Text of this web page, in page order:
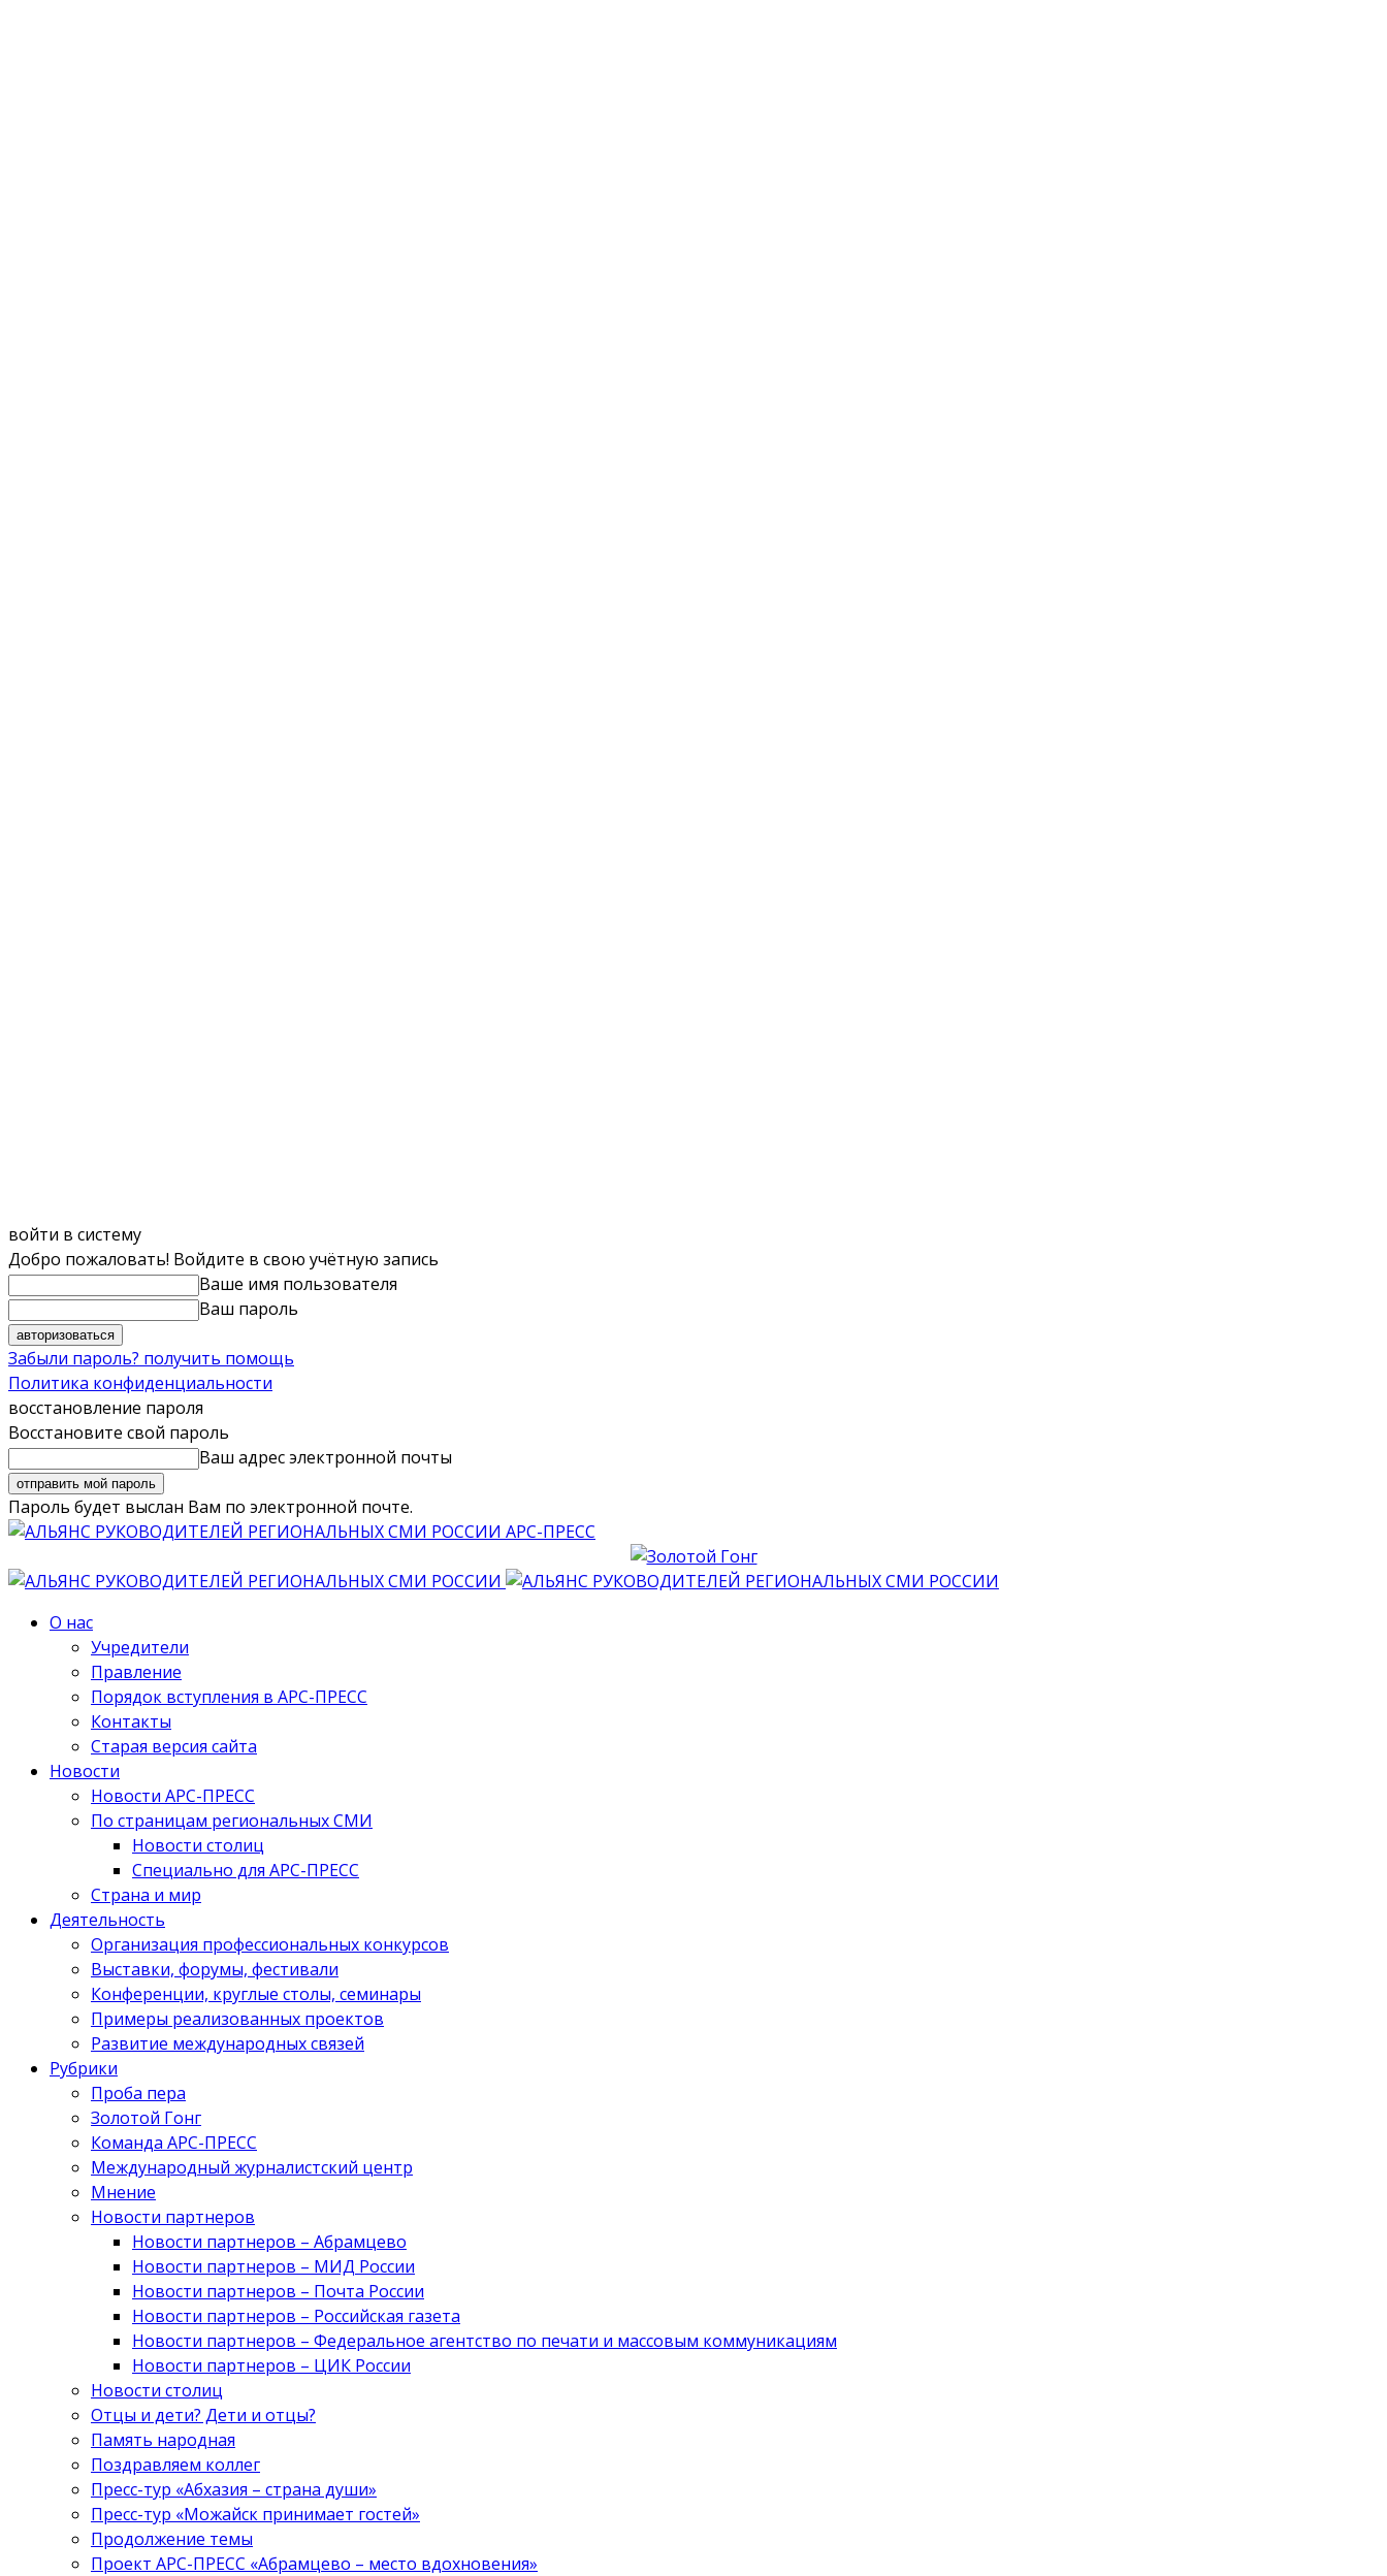
войти в систему
Добро пожаловать! Войдите в свою учётную запись
Ваше имя пользователя
Ваш пароль
Забыли пароль? получить помощь
Политика конфиденциальности
восстановление пароля
Восстановите свой пароль
Ваш адрес электронной почты
Пароль будет выслан Вам по электронной почте.
АРС-ПРЕСС
О нас
Учредители
Правление
Порядок вступления в АРС-ПРЕСС
Контакты
Старая версия сайта
Новости
Новости АРС-ПРЕСС
По страницам региональных СМИ
Новости столиц
Специально для АРС-ПРЕСС
Страна и мир
Деятельность
Организация профессиональных конкурсов
Выставки, форумы, фестивали
Конференции, круглые столы, семинары
Примеры реализованных проектов
Развитие международных связей
Рубрики
Проба пера
Золотой Гонг
Команда АРС-ПРЕСС
Международный журналистский центр
Мнение
Новости партнеров
Новости партнеров – Абрамцево
Новости партнеров – МИД России
Новости партнеров – Почта России
Новости партнеров – Российская газета
Новости партнеров – Федеральное агентство по печати и массовым коммуникациям
Новости партнеров – ЦИК России
Новости столиц
Отцы и дети? Дети и отцы?
Память народная
Поздравляем коллег
Пресс-тур «Абхазия – страна души»
Пресс-тур «Можайск принимает гостей»
Продолжение темы
Проект АРС-ПРЕСС «Абрамцево – место вдохновения»